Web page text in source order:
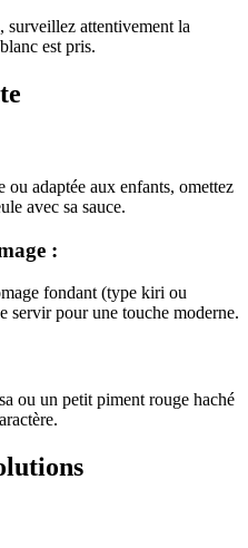
attentivement la
est pris.
adaptée aux enfants, omettez
avec sa sauce.
:
fondant (type kiri ou
servir pour une touche moderne.
ou un petit piment rouge haché